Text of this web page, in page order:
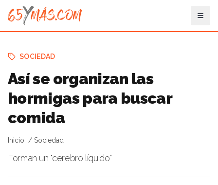
SOCIEDAD
Así se organizan las
hormigas para buscar
comida
Inicio Sociedad
Forman un "cerebro líquido"